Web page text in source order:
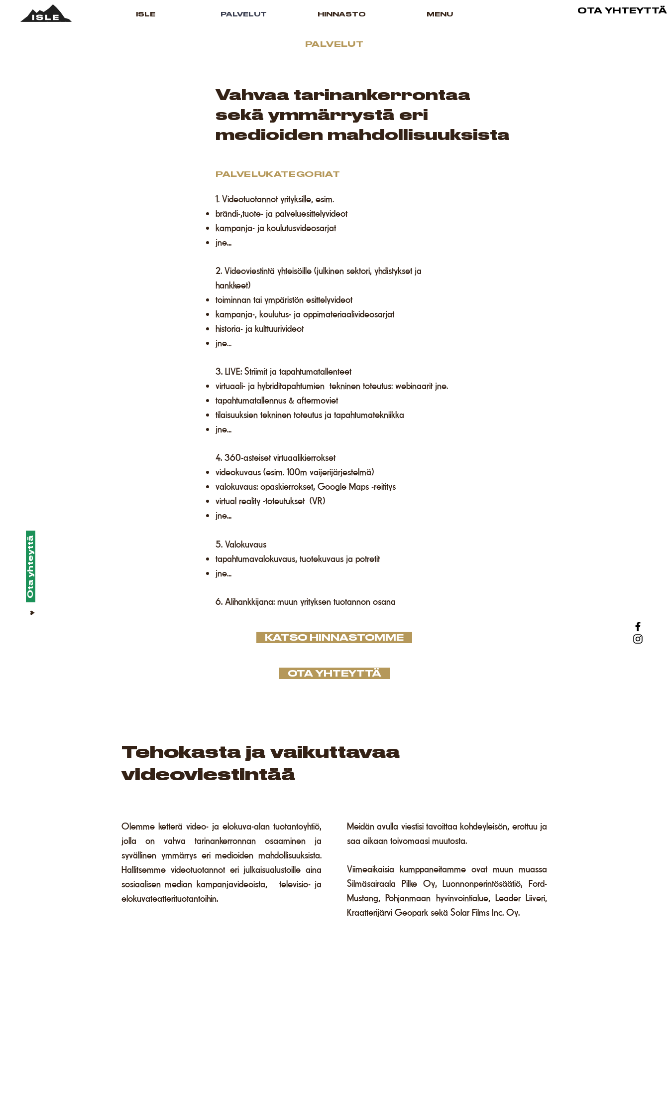
ISLE PALVELUT HINNASTO MENU OTA YHTEYTTÄ
Ota yhteyttä
♥
PALVELUT
Vahvaa tarinankerrontaa
sekä ymmärrystä eri
medioiden mahdollisuuksista
PALVELUKATEGORIAT
1. Videotuotannot yrityksille, esim.
brändi-,tuote- ja palveluesittelyvideot
kampanja- ja koulutusvideosarjat
jne...
2. Videoviestintä yhteisöille (julkinen sektori, yhdistykset ja
hankkeet)
toiminnan tai ympäristön esittelyvideot
kampanja-, koulutus- ja oppimateriaalivideosarjat
historia- ja kulttuurivideot
jne...
3. LIVE: Striimit ja tapahtumatallenteet
virtuaali- ja hybriditapahtumien tekninen toteutus: webinaarit jne.
tapahtumatallennus & aftermoviet
tilaisuuksien tekninen toteutus ja tapahtumatekniikka
jne...
4. 360-asteiset virtuaalikierrokset
​videokuvaus (esim. 100m vaijerijärjestelmä)
valokuvaus: opaskierrokset, Google Maps -reititys
virtual reality -toteutukset (VR)
jne...
5. Valokuvaus
tapahtumavalokuvaus, tuotekuvaus ja potretit
jne...
6. Alihankkijana: muun yrityksen tuotannon osana
KATSO HINNASTOMME
OTA YHTEYTTÄ
Tehokasta ja vaikuttavaa
videoviestintää
Olemme ketterä video- ja elokuva-alan tuotantoyhtiö,
jolla on vahva tarinankerronnan osaaminen ja
syvällinen ymmärrys eri medioiden mahdollisuuksista.
Hallitsemme videotuotannot eri julkaisualustoille aina
sosiaalisen median kampanjavideoista, televisio- ja
elokuvateatterituotantoihin.
Meidän avulla viestisi tavoittaa kohdeyleisön, erottuu ja
saa aikaan toivomaasi muutosta.
Viimeaikaisia kumppaneitamme ovat muun muassa
Silmäsairaala Pilke Oy, Luonnonperintösäätiö, Ford-
Mustang, Pohjanmaan hyvinvointialue, Leader Liiveri,
Kraatterijärvi Geopark sekä Solar Films Inc. Oy.